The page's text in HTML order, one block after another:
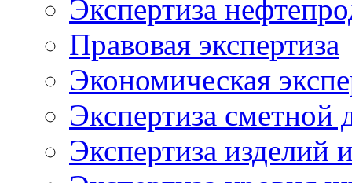
Экспертиза
Правовая экспертиза
Экономическая
Экспертиза сметной
Экспертиза изделий